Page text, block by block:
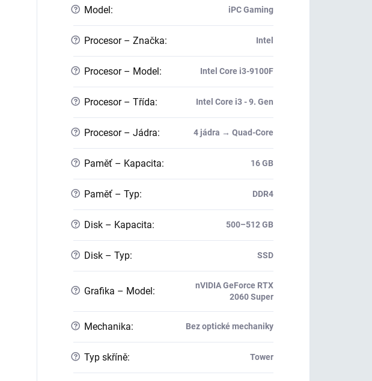
? Model : iPC Gaming
? Procesor – Značka: Intel
? Procesor – Model : Intel Core i3-9100F
? Procesor – Třída: Intel Core i3 - 9. Gen
? Procesor – Jádra: 4 jádra → Quad-Core
? Paměť – Kapacita: 16 GB
? Paměť – Typ: DDR4
? Disk – Kapacita: 500–512 GB
? Disk – Typ: SSD
? Grafika – Model :
nVIDIA GeForce RTX
2060 Super
? Mechanika: Bez optické mechaniky
? Typ skříně: Tower